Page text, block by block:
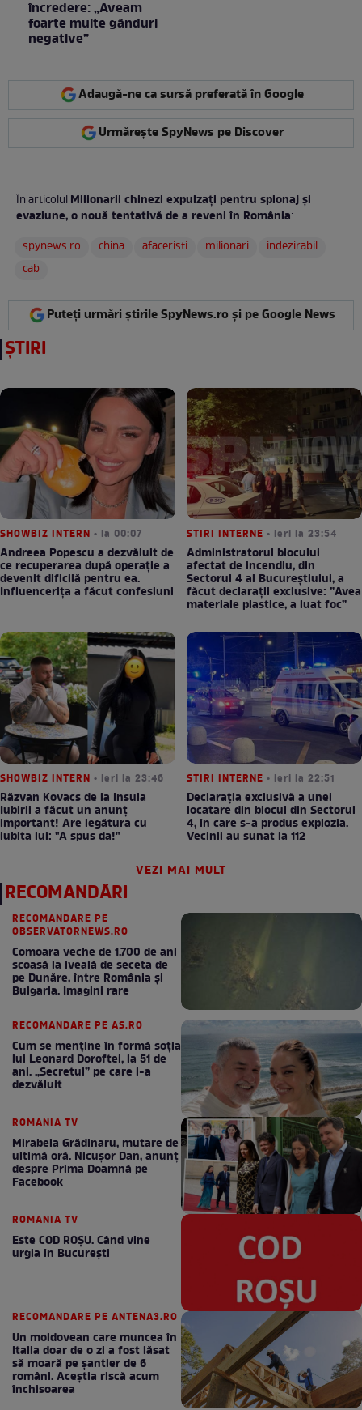
încredere: „Aveam
foarte multe gânduri
negative”
Adaugă-ne ca sursă preferată în Google
Urmărește SpyNews pe Discover
În articolulMilionarii chinezi expulzați pentru spionaj și
evaziune, o nouă tentativă de a reveni în România:
spynews.ro
china afaceristi milionari
indezirabil
cab
Puteți urmări știrile SpyNews.ro și pe Google News
ȘTIRI
SHOWBIZ INTERN • la 00:07
Andreea Popescu a dezvăluit de
ce recuperarea după operație a
devenit dificilă pentru ea.
Influencerița a făcut confesiuni
STIRI INTERNE • ieri la 23:54
Administratorul blocului
afectat de incendiu, din
Sectorul 4 al Bucureștiului, a
făcut declarații exclusive: ”Avea
materiale plastice, a luat foc”
SHOWBIZ INTERN • ieri la 23:46
Răzvan Kovacs de la Insula
Iubirii a făcut un anunț
important! Are legătura cu
iubita lui: "A spus da!"
STIRI INTERNE • ieri la 22:51
Declarația exclusivă a unei
locatare din blocul din Sectorul
4, în care s-a produs explozia.
Vecinii au sunat la 112
VEZI MAI MULT
RECOMANDĂRI
RECOMANDARE PE
OBSERVATORNEWS.RO
Comoara veche de 1.700 de ani
scoasă la iveală de seceta de
pe Dunăre, între România şi
Bulgaria. Imagini rare
RECOMANDARE PE AS.RO
Cum se menţine în formă soţia
lui Leonard Doroftei, la 51 de
ani. „Secretul” pe care l-a
dezvăluit
ROMANIA TV
Mirabela Grădinaru, mutare de
ultimă oră. Nicuşor Dan, anunţ
despre Prima Doamnă pe
Facebook
ROMANIA TV
Este COD ROŞU. Când vine
urgia în Bucureşti
RECOMANDARE PE ANTENA3.RO
Un moldovean care muncea în
Italia doar de o zi a fost lăsat
să moară pe şantier de 6
români. Aceștia riscă acum
închisoarea